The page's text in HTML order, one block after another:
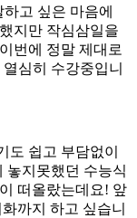
고 싶은 마음에
지만 작심삼일을
번에 정말 제대로
심히 수강중입니
도 쉽고 부담없이
놓지못했던 수능식
떠올랐는데요! 앞
까지 하고 싶습니